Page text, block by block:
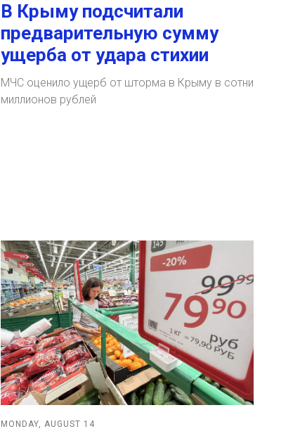
В Крыму подсчитали
предварительную сумму
ущерба от удара стихии
МЧС оценило ущерб от шторма в Крыму в сотни
миллионов рублей
MONDAY, AUGUST 14